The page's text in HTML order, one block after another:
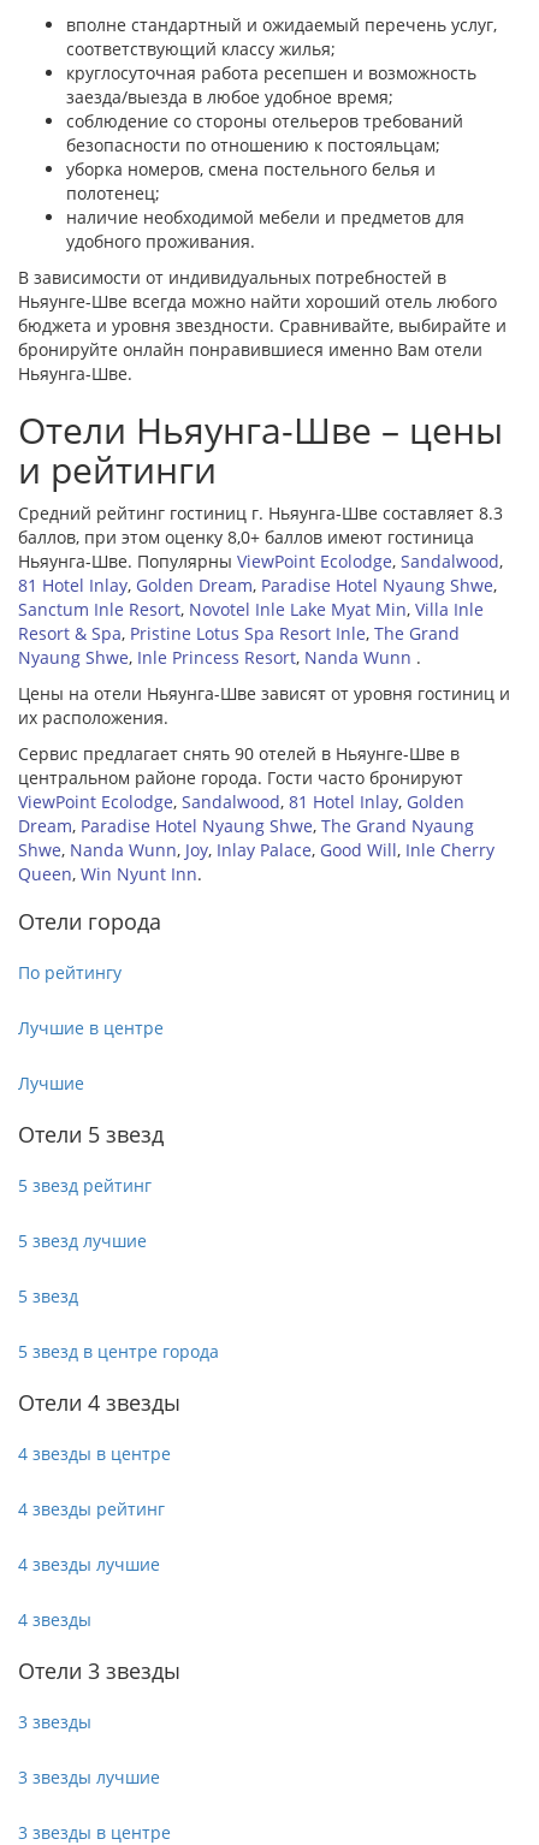
вполне стандартный и ожидаемый перечень услуг,
соответствующий классу жилья;
круглосуточная работа ресепшен и возможность
заезда/выезда в любое удобное время;
соблюдение со стороны отельеров требований
безопасности по отношению к постояльцам;
уборка номеров, смена постельного белья и
полотенец;
наличие необходимой мебели и предметов для
удобного проживания.
В зависимости от индивидуальных потребностей в
Ньяунге-Шве всегда можно найти хороший отель любого
бюджета и уровня звездности. Сравнивайте, выбирайте и
бронируйте онлайн понравившиеся именно Вам отели
Ньяунга-Шве.
Отели Ньяунга-Шве – цены
и рейтинги
Средний рейтинг гостиниц г. Ньяунга-Шве составляет 8.3
баллов, при этом оценку 8,0+ баллов имеют гостиница
Ньяунга-Шве. Популярны ViewPoint Ecolodge, Sandalwood,
81 Hotel Inlay, Golden Dream, Paradise Hotel Nyaung Shwe,
Sanctum Inle Resort, Novotel Inle Lake Myat Min, Villa Inle
Resort & Spa, Pristine Lotus Spa Resort Inle, The Grand
Nyaung Shwe, Inle Princess Resort, Nanda Wunn .
Цены на отели Ньяунга-Шве зависят от уровня гостиниц и
их расположения.
Сервис предлагает снять 90 отелей в Ньяунге-Шве в
центральном районе города. Гости часто бронируют
ViewPoint Ecolodge, Sandalwood, 81 Hotel Inlay, Golden
Dream, Paradise Hotel Nyaung Shwe, The Grand Nyaung
Shwe, Nanda Wunn, Joy, Inlay Palace, Good Will, Inle Cherry
Queen, Win Nyunt Inn.
Отели города
По рейтингу
Лучшие в центре
Лучшие
Отели 5 звезд
5 звезд рейтинг
5 звезд лучшие
5 звезд
5 звезд в центре города
Отели 4 звезды
4 звезды в центре
4 звезды рейтинг
4 звезды лучшие
4 звезды
Отели 3 звезды
3 звезды
3 звезды лучшие
3 звезды в центре